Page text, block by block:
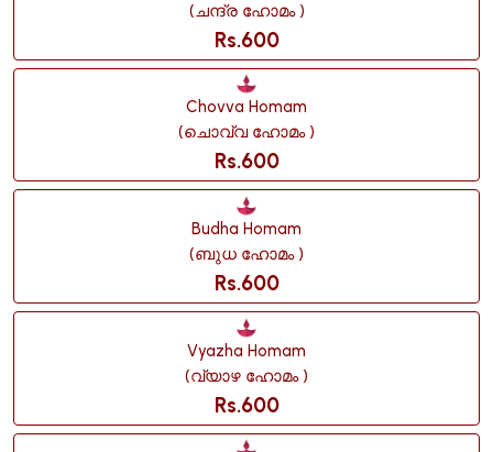
(ചന്ദ്ര ഹോമം )
Rs.600
Chovva Homam
(ചൊവ്വ ഹോമം )
Rs.600
Budha Homam
(ബുധ ഹോമം )
Rs.600
Vyazha Homam
(വ്യാഴ ഹോമം )
Rs.600